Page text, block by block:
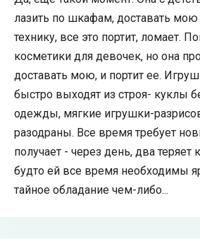
лазить по шкафам, доставать мою
технику, все это портит, ломает.
косметики для девочек, но она
доставать мою, и портит ее.
быстро выходят из строя- куклы
одежды, мягкие игрушки-
разодраны. Все время требует
получает - через день, два теряет
будто ей все время необходимы
тайное обладание чем-либо...